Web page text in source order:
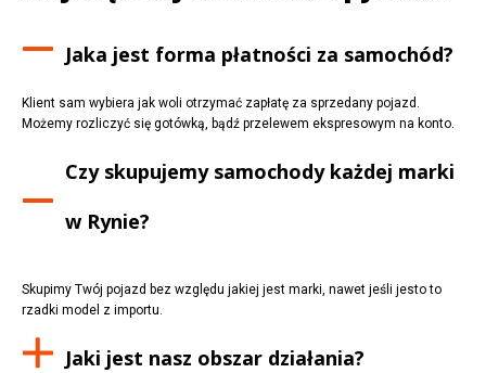
Jaka jest forma płatności za samochód?
Klient sam wybiera jak woli otrzymać zapłatę za sprzedany pojazd.
Możemy rozliczyć się gotówką, bądź przelewem ekspresowym na konto.
Czy skupujemy samochody każdej marki
w Rynie?
Skupimy Twój pojazd bez względu jakiej jest marki, nawet jeśli jesto to
rzadki model z importu.
Jaki jest nasz obszar działania?